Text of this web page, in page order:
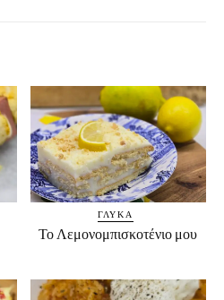
ΓΛΥΚΆ
Το Λεμονομπισκοτένιο μου